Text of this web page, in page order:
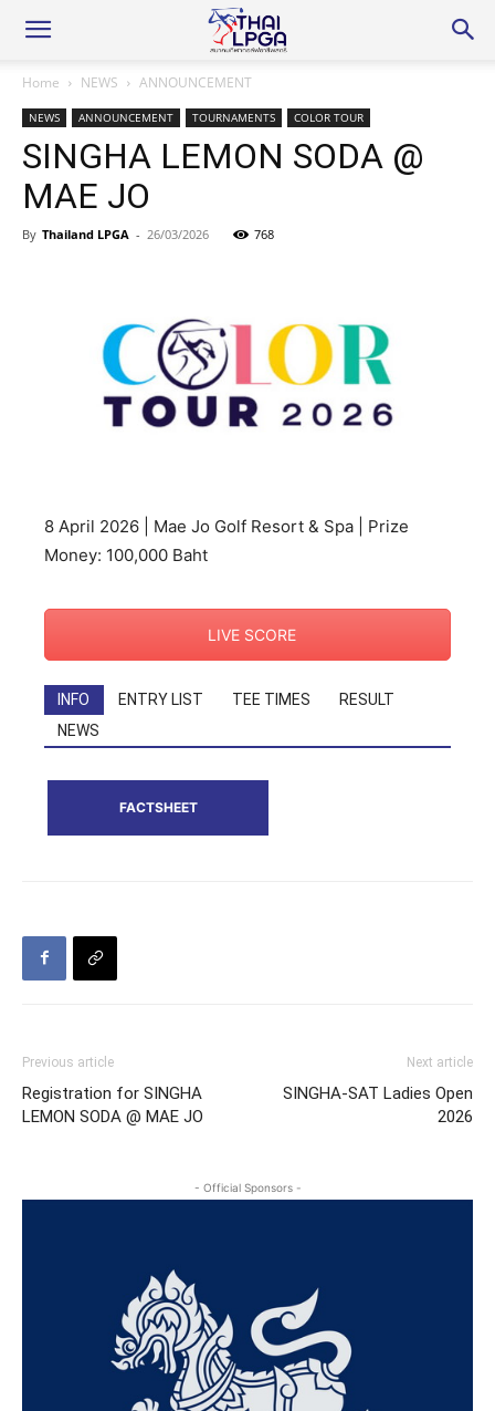
Home NEWS ANNOUNCEMENT
NEWS ANNOUNCEMENT TOURNAMENTS COLOR TOUR
SINGHA LEMON SODA @
MAE JO
By Thailand LPGA - 26/03/2026 768
8 April 2026 | Mae Jo Golf Resort & Spa | Prize
Money: 100,000 Baht
LIVE SCORE
INFO ENTRY LIST TEE TIMES
RESULT
NEWS
FACTSHEET
Previous article
Registration for SINGHA
LEMON SODA @ MAE JO
Next article
SINGHA-SAT Ladies Open
2026
- Official Sponsors -